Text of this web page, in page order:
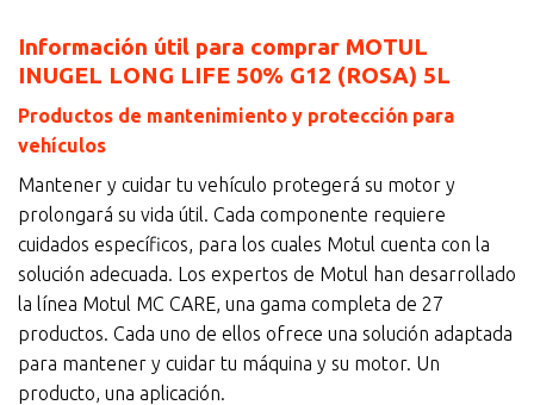
Información útil para comprar MOTUL
INUGEL LONG LIFE 50% G12 (ROSA) 5L
Productos de mantenimiento y protección para
vehículos
Mantener y cuidar tu vehículo protegerá su motor y
prolongará su vida útil. Cada componente requiere
cuidados específicos, para los cuales Motul cuenta con la
solución adecuada. Los expertos de Motul han desarrollado
la línea Motul MC CARE, una gama completa de 27
productos. Cada uno de ellos ofrece una solución adaptada
para mantener y cuidar tu máquina y su motor. Un
producto, una aplicación.